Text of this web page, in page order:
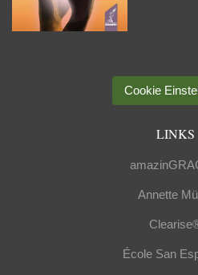
Cookie
LINKS
Annette
École San